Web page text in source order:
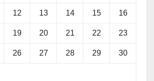
12 13 14 15 16
19 20 21 22 23
26 27 28 29 30